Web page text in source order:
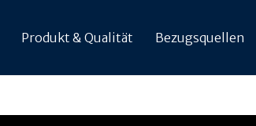
Produkt & Qualität Bezugsquellen